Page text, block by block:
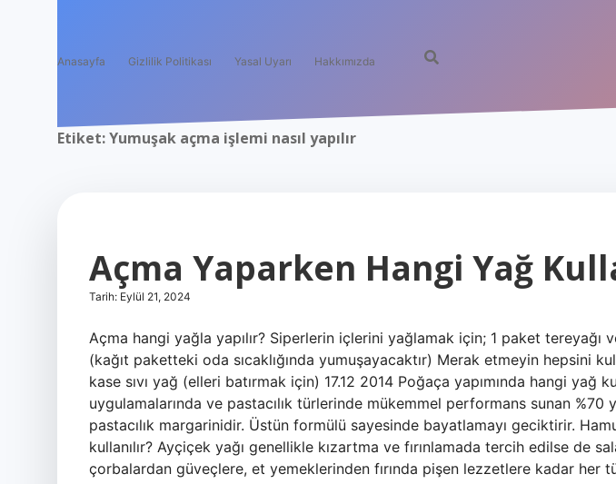
Anasayfa Gizlilik Politikası Yasal Uyarı Hakkımızda
Etiket:Yumuşak açma işlemi nasıl yapılır
Açma Yaparken Hangi Yağ
Tarih: Eylül 21, 2024
Açma hangi yağla yapılır? Siperlerin içlerini yağlamak için; 1 paket tereyağı
(kağıt paketteki oda sıcaklığında yumuşayacaktır) Merak etmeyin hepsini
kase sıvı yağ (elleri batırmak için) 17.12 2014 Poğaça yapımında hangi yağ
uygulamalarında ve pastacılık türlerinde mükemmel performans sunan %70
pastacılık margarinidir. Üstün formülü sayesinde bayatlamayı geciktirir.
kullanılır? Ayçiçek yağı genellikle kızartma ve fırınlamada tercih edilse de
çorbalardan güveçlere, et yemeklerinden fırında pişen lezzetlere kadar her